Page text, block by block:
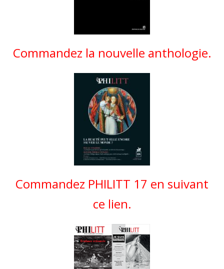
Commandez la nouvelle anthologie.
Commandez PHILITT 17 en suivant
ce lien.